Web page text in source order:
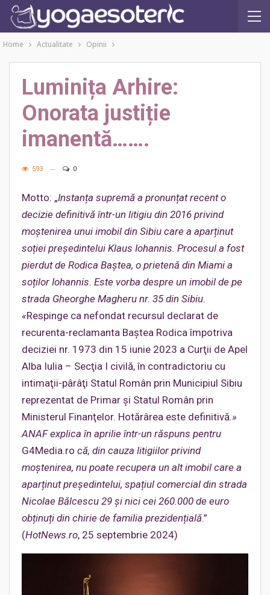
Home Actualitate Opinii
Luminița Arhire:
Onorata justiție
imanentă…….
593 0
Motto: „Instanța supremă a pronunțat recent o
decizie definitivă într-un litigiu din 2016 privind
moștenirea unui imobil din Sibiu care a aparținut
soției președintelui Klaus Iohannis. Procesul a fost
pierdut de Rodica Baștea, o prietenă din Miami a
soților Iohannis. Este vorba despre un imobil de pe
strada Gheorghe Magheru nr. 35 din Sibiu.
«Respinge ca nefondat recursul declarat de
recurenta-reclamanta Baştea Rodica împotriva
deciziei nr. 1973 din 15 iunie 2023 a Curţii de Apel
Alba Iulia – Secţia I civilă, în contradictoriu cu
intimaţii-pârâţi Statul Român prin Municipiul Sibiu
reprezentat de Primar şi Statul Român prin
Ministerul Finanţelor. Hotărârea este definitivă.»
ANAF explica în aprilie într-un răspuns pentru
G4Media.ro că, din cauza litigiilor privind
moștenirea, nu poate recupera un alt imobil care a
aparținut președintelui, spațiul comercial din strada
Nicolae Bălcescu 29 și nici cei 260.000 de euro
obținuți din chirie de familia prezidențială.”
(HotNews.ro, 25 septembrie 2024)